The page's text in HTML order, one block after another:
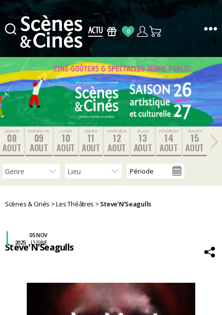
&
Cinés
0
SAMEDI
08
AOUT
DIMANCHE
09
AOUT
LUNDI
10
AOUT
MARDI
11
AOUT
MERCREDI
12
AOUT
JEUDI
13
AOUT
VENDREDI
14
AOUT
SAMEDI
15
AOUT
Scènes & Cinés >Les Théâtres > Steve’N’Seagulls
Steve'N'Seagulls
05 NOV
2025
L'USINE